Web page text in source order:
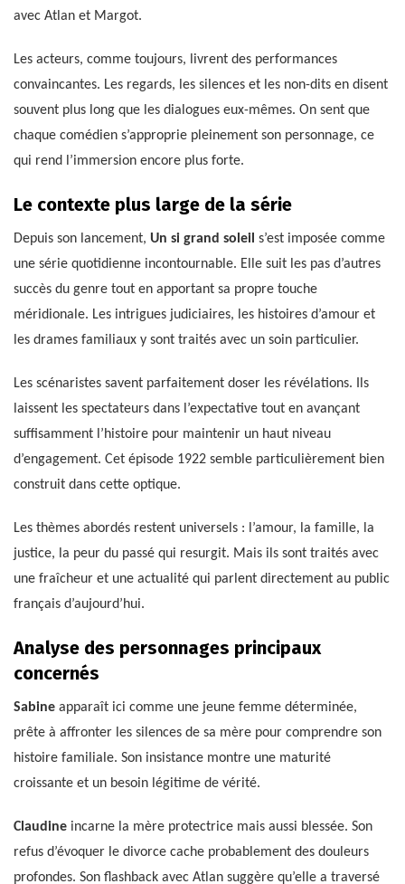
avec Atlan et Margot.
Les acteurs, comme toujours, livrent des performances
convaincantes. Les regards, les silences et les non-dits en disent
souvent plus long que les dialogues eux-mêmes. On sent que
chaque comédien s’approprie pleinement son personnage, ce
qui rend l’immersion encore plus forte.
Le contexte plus large de la série
Depuis son lancement, Un si grand soleil s’est imposée comme
une série quotidienne incontournable. Elle suit les pas d’autres
succès du genre tout en apportant sa propre touche
méridionale. Les intrigues judiciaires, les histoires d’amour et
les drames familiaux y sont traités avec un soin particulier.
Les scénaristes savent parfaitement doser les révélations. Ils
laissent les spectateurs dans l’expectative tout en avançant
suffisamment l’histoire pour maintenir un haut niveau
d’engagement. Cet épisode 1922 semble particulièrement bien
construit dans cette optique.
Les thèmes abordés restent universels : l’amour, la famille, la
justice, la peur du passé qui resurgit. Mais ils sont traités avec
une fraîcheur et une actualité qui parlent directement au public
français d’aujourd’hui.
Analyse des personnages principaux
concernés
Sabine apparaît ici comme une jeune femme déterminée,
prête à affronter les silences de sa mère pour comprendre son
histoire familiale. Son insistance montre une maturité
croissante et un besoin légitime de vérité.
Claudine incarne la mère protectrice mais aussi blessée. Son
refus d’évoquer le divorce cache probablement des douleurs
profondes. Son flashback avec Atlan suggère qu’elle a traversé